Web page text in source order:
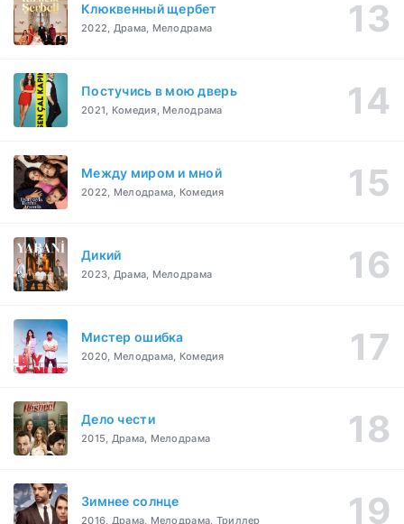
Клюквенный щербет
2022, Драма, Мелодрама
Постучись в мою дверь
2021, Комедия, Мелодрама
Между миром и мной
2022, Мелодрама, Комедия
Дикий
2023, Драма, Мелодрама
Мистер ошибка
2020, Мелодрама, Комедия
Дело чести
2015, Драма, Мелодрама
Зимнее солнце
2016, Драма, Мелодрама, Триллер